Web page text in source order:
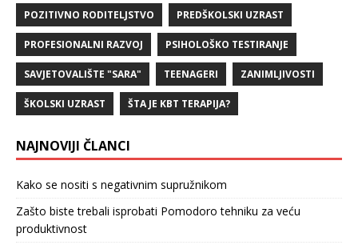
POZITIVNO RODITELJSTVO PREDŠKOLSKI UZRAST
PROFESIONALNI RAZVOJ PSIHOLOŠKO TESTIRANJE
SAVJETOVALIŠTE "SARA" TEENAGERI ZANIMLJIVOSTI
ŠKOLSKI UZRAST ŠTA JE KBT TERAPIJA?
NAJNOVIJI ČLANCI
Kako se nositi s negativnim supružnikom
Zašto biste trebali isprobati Pomodoro tehniku za veću
produktivnost